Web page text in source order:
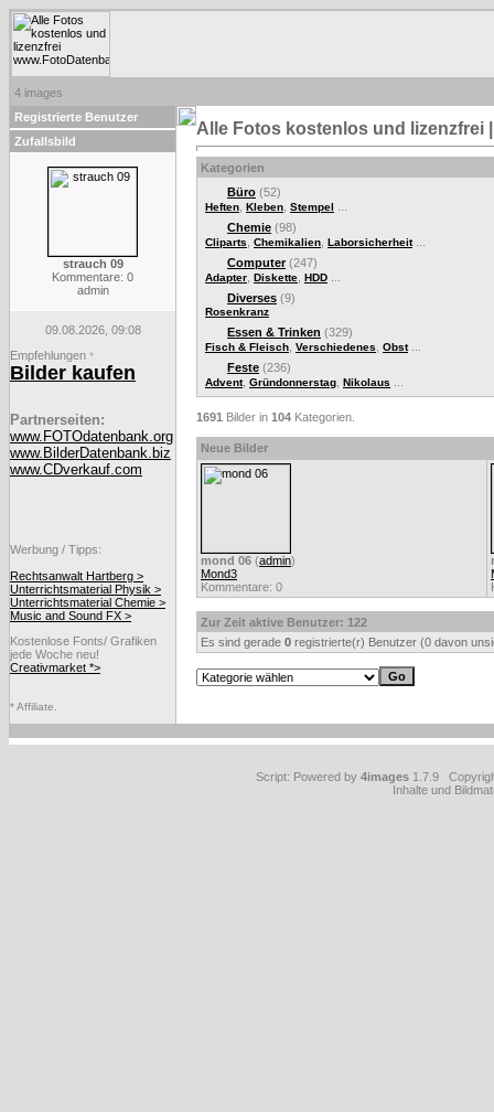
4 images
Registrierte Benutzer
Zufallsbild
strauch 09
Kommentare: 0
admin
09.08.2026, 09:08
Empfehlungen *
Bilder kaufen
Partnerseiten:
www.FOTOdatenbank.org
www.BilderDatenbank.biz
www.CDverkauf.com
Werbung / Tipps:
Rechtsanwalt Hartberg >
Unterrichtsmaterial Physik >
Unterrichtsmaterial Chemie >
Music and Sound FX >
Kostenlose Fonts/ Grafiken
jede Woche neu!
Creativmarket *>
* Affiliate.
Alle Fotos kostenlos und lizenzfrei
Kategorien
Büro (52)
Heften Kleben Stempel
Chemie (98)
Cliparts Chemikalien Laborsicherheit...
Computer(247)
Adapter Diskette HDD
Diverses (9)
Rosenkranz
Essen & Trinken (329)
Fisch & Fleisch Verschiedenes Obst...
Feste (236)
Advent, Gründonnerstag Nikolaus
1691 Bilder in 104 Kategorien.
Neue Bilder
mond 06 (admin)
Mond3
Kommentare: 0
Zur Zeit aktive Benutzer: 122
Es sind gerade 0 registrierte(r) Benutzer (0 davon
Script: Powered by 4images 1.7.9
Inhalte und